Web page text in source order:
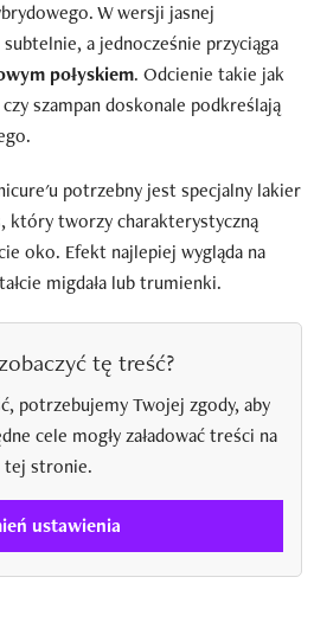
W wersji jasnej
a jednocześnie przyciąga
połyskiem. Odcienie takie jak
szampan doskonale podkreślają
potrzebny jest specjalny lakier
który tworzy charakterystyczną
oko. Efekt najlepiej wygląda na
migdała lub trumienki.
tę treść?
potrzebujemy Twojej zgody, aby
cele mogły załadować treści na
tej stronie.
ustawienia